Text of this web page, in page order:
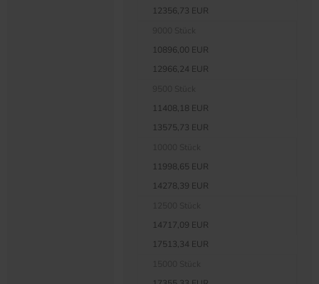
12356,73 EUR
10896,00 EUR
12966,24 EUR
11408,18 EUR
13575,73 EUR
11998,65 EUR
14278,39 EUR
14717,09 EUR
17513,34 EUR